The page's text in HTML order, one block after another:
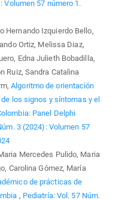
Volumen 57 número 1.
Hernando Izquierdo Bello,
Ortiz, Melissa Diaz,
Edna Julieth Bobadilla,
Ruiz, Sandra Catalina
Algoritmo de orientación
los signos y síntomas y el
Panel Delphi
3 (2024): Volumen 57
Mercedes Pulido, Maria
Carolina Gómez, María
de prácticas de
, Pediatría: Vol. 57 Núm.